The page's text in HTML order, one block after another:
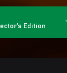
Edition